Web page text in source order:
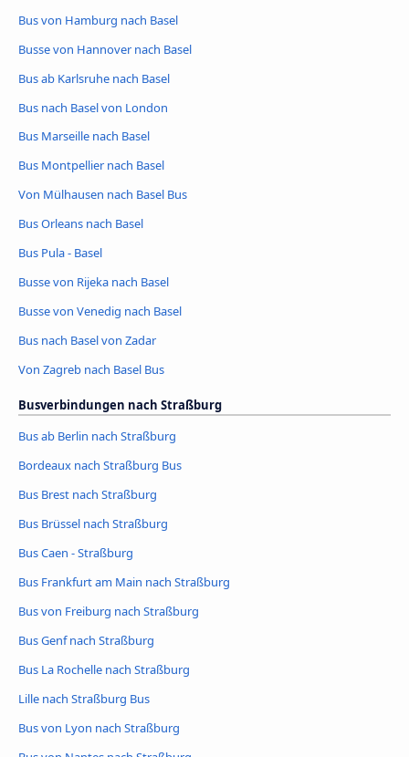
Bus von Hamburg nach Basel
Busse von Hannover nach Basel
Bus ab Karlsruhe nach Basel
Bus nach Basel von London
Bus Marseille nach Basel
Bus Montpellier nach Basel
Von Mülhausen nach Basel Bus
Bus Orleans nach Basel
Bus Pula - Basel
Busse von Rijeka nach Basel
Busse von Venedig nach Basel
Bus nach Basel von Zadar
Von Zagreb nach Basel Bus
Busverbindungen nach Straßburg
Bus ab Berlin nach Straßburg
Bordeaux nach Straßburg Bus
Bus Brest nach Straßburg
Bus Brüssel nach Straßburg
Bus Caen - Straßburg
Bus Frankfurt am Main nach Straßburg
Bus von Freiburg nach Straßburg
Bus Genf nach Straßburg
Bus La Rochelle nach Straßburg
Lille nach Straßburg Bus
Bus von Lyon nach Straßburg